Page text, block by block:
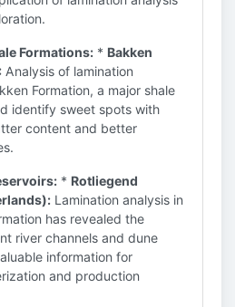
Formations: * Bakken
Analysis of lamination
Formation, a major shale
identify sweet spots with
content and better
* Rotliegend
Lamination analysis in
has revealed the
river channels and dune
information for
and production